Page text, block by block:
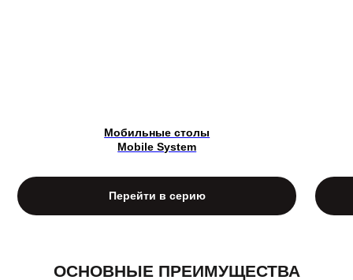
Мобильные столы
Mobile System
Перейти в серию